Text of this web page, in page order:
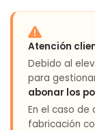
Atención
Debido al
para
abonar los
En el caso
fabricación